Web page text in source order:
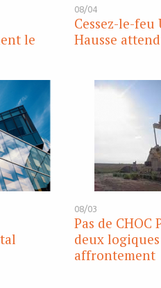
le
08/04
Cessez-le-feu
Hausse
08/03
Pas de CHOC
deux
affrontement